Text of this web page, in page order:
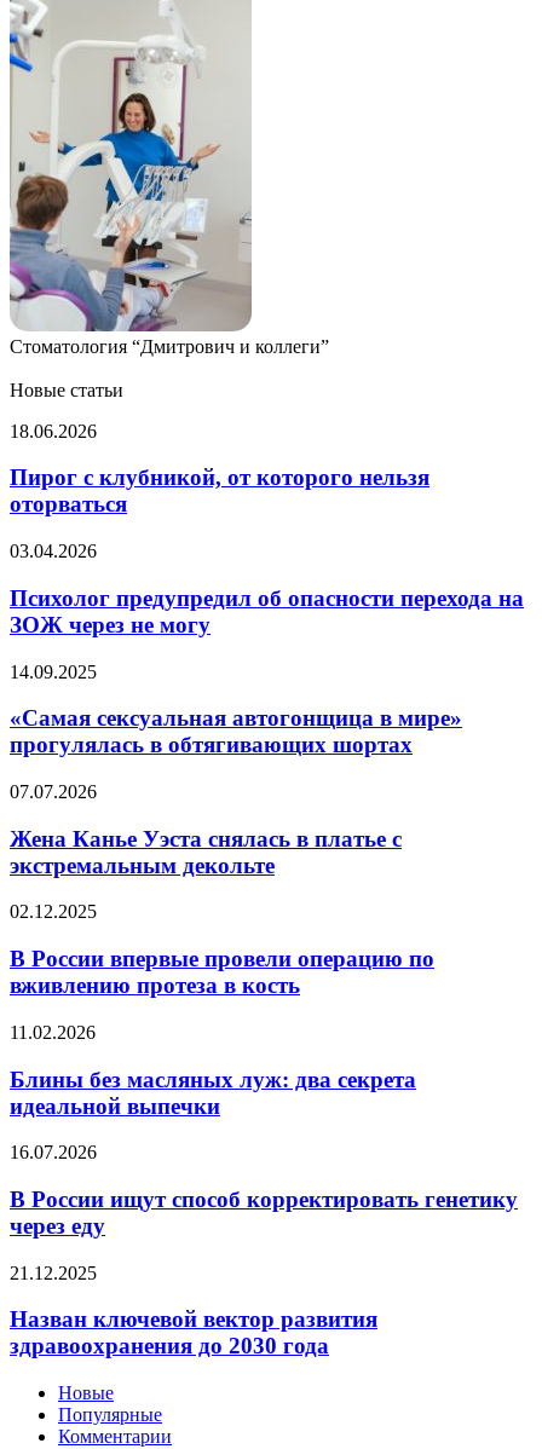
Стоматология “Дмитрович и коллеги”
Новые статьи
Пирог
клубникой,
которого
оторваться
18.06.2026
Пирог с клубникой, от которого нельзя
оторваться
Психолог
об
опасности
перехода
ЗОЖ
не
могу
03.04.2026
Психолог предупредил об опасности перехода на
ЗОЖ через не могу
«Самая
автогонщица
мире»
в
шортах
14.09.2025
«Самая сексуальная автогонщица в мире»
прогулялась в обтягивающих шортах
Жена
Уэста
снялась
в
с
декольте
07.07.2026
Жена Канье Уэста снялась в платье с
экстремальным декольте
В
впервые
провели
операцию
вживлению
в
кость
02.12.2025
В России впервые провели операцию по
вживлению протеза в кость
Блины
масляных
луж:
два
идеальной
11.02.2026
Блины без масляных луж: два секрета
идеальной выпечки
В
ищут
способ
корректировать
через
16.07.2026
В России ищут способ корректировать генетику
через еду
Назван
вектор
здравоохранения
2030
года
21.12.2025
Назван ключевой вектор развития
здравоохранения до 2030 года
Новые
Популярные
Комментарии